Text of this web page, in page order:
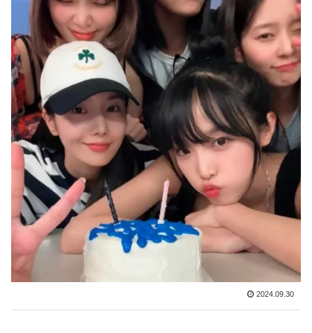
2024.09.30